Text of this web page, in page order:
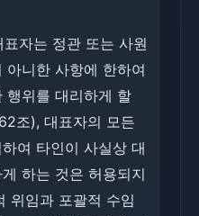
자는 정관 또는 사원
아니한 사항에 한하여
행위를 대리하게 할
조), 대표자의 모든
여 타인이 사실상 대
하는 것은 허용되지
위임과 포괄적 수임